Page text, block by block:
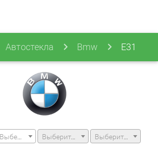
Автостекла Bmw E31
Выберите модель машины Выберите модификацию